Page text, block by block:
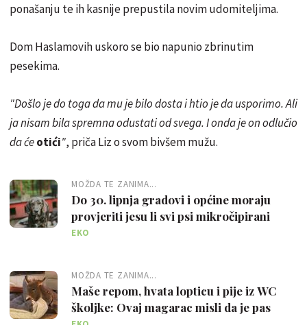
ponašanju te ih kasnije prepustila novim udomiteljima.
Dom Haslamovih uskoro se bio napunio zbrinutim
pesekima.
"Došlo je do toga da mu je bilo dosta i htio je da usporimo. Ali
ja nisam bila spremna odustati od svega. I onda je on odlučio
da ćeotići", priča Liz o svom bivšem mužu.
MOŽDA TE ZANIMA...
Do 30. lipnja gradovi i općine moraju
provjeriti jesu li svi psi mikročipirani
EKO
MOŽDA TE ZANIMA...
Maše repom, hvata lopticu i pije iz WC
školjke: Ovaj magarac misli da je pas